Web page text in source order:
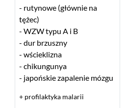
rutynowe (głównie na
tężec)
WZW typu A i B
dur brzuszny
wścieklizna
chikungunya
japońskie zapalenie mózgu
+ profilaktyka malarii